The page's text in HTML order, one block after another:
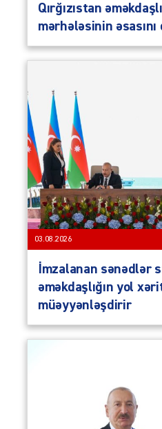
Qırğızıstan
mərhələsinin əsasını
03.08.2026
İmzalanan sənədlər
əməkdaşlığın yol
müəyyənləşdirir